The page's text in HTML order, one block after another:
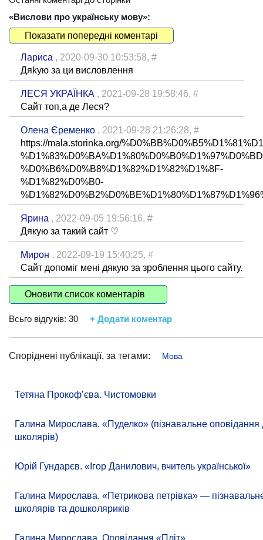
«Вислови про українську мову»:
Показати попередні коментарі
Лариса , 2020-09-30 10:53:58, #
Дяkyю за ци висловлення
ЛЕСЯ УКРАЇНКА , 2021-09-28 19:58:46, #
Сайт топ,а де Леся?
Олена Єременко , 2021-09-28 21:26:28, #
https://mala.storinka.org/
%D0%B6%D0%B8%D1%82%D1%82%D1%8F-
%D1%82%D0%B0-
Ярина , 2022-09-05 19:56:16, #
Дякую за такий сайт ♡
Мирон , 2022-09-19 15:40:25, #
Сайт допоміг мені дякую за зроблення цього сайту.
Оновити список коментарів
Всьго відгуків: 30 + Додати коментар
Споріднені публікації, за тегами: Мова
Тетяна Прокоф’єва. Чистомовки
Галина Мирослава. «Пуделко» (пізнавальне
школярів)
Юрій Гундарєв. «Ігор Данилович, вчитель української»
Галина Мирослава. «Петрикова петрівка» —
школярів та дошколяриків
Галина Мирослава. Оповідання «Пліт»